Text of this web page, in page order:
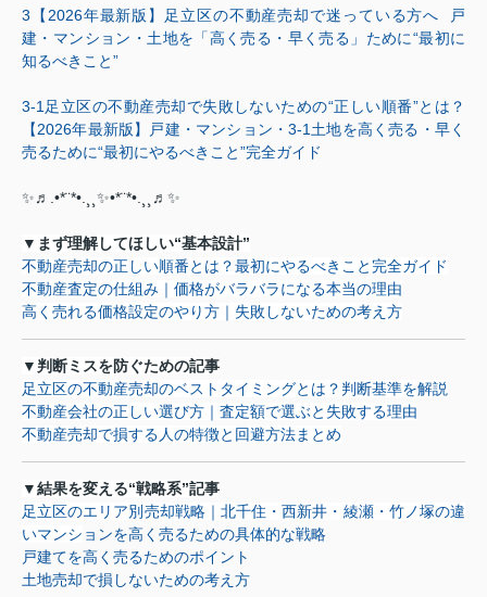
3 【 2026年最新版】足立区の不動産売却で迷っている方へ
戸
建・マンション・土地を「高く売る・早く売る」ために“最初に
知るべきこと”
3-1 足立区の不動産売却で失敗しないための“正しい順番”とは？
【2026年最新版】戸建・マンション・3-1 土地を高く売る・早く
売るために“最初にやるべきこと”完全ガイド
✨♬.•*¨*•.¸¸✨•*¨*•.¸¸♬✨
▼ まず理解してほしい“基本設計”
不動産売却の正しい順番とは？最初にやるべきこと完全ガイド
不動産査定の仕組み｜価格がバラバラになる本当の理由
高く売れる価格設定のやり方｜失敗しないための考え方
▼ 判断ミスを防ぐための記事
足立区の不動産売却のベストタイミングとは？判断基準を解説
不動産会社の正しい選び方｜査定額で選ぶと失敗する理由
不動産売却で損する人の特徴と回避方法まとめ
▼結果を変える“戦略系”記事
足立区のエリア別売却戦略｜北千住・西新井・綾瀬・竹ノ塚の違
いマンシ ョンを高く売るための具体的な戦略
戸建てを高く売るためのポイント
土地売却で損しないための考え方